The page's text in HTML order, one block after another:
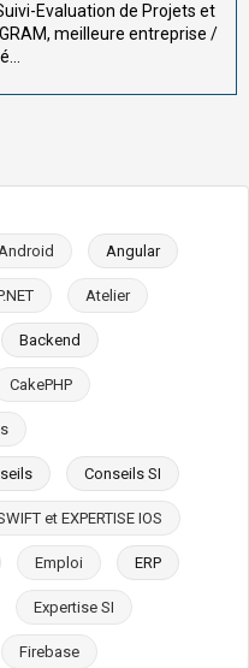
Evaluation de Projets et
meilleure entreprise /
Android Angular
Atelier
Backend
CakePHP
Conseils SI
et EXPERTISE IOS
Emploi ERP
Expertise SI
Firebase